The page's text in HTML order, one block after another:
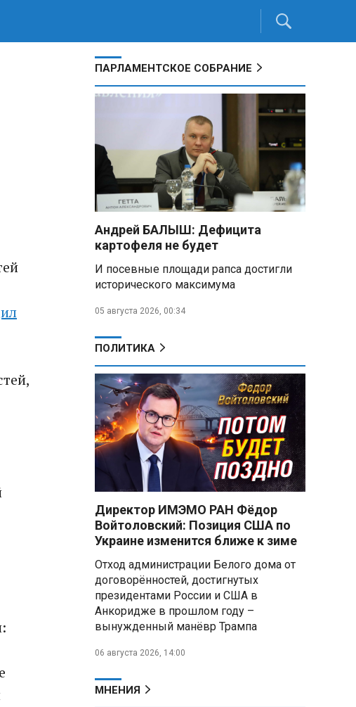
ПАРЛАМЕНТСКОЕ СОБРАНИЕ
Андрей БАЛЫШ: Дефицита
картофеля не будет
И посевные площади рапса достигли
исторического максимума
05 августа 2026, 00:34
ПОЛИТИКА
Директор ИМЭМО РАН Фёдор
Войтоловский: Позиция США по
Украине изменится ближе к зиме
Отход администрации Белого дома от
договорённостей, достигнутых
президентами России и США в
Анкоридже в прошлом году –
вынужденный манёвр Трампа
06 августа 2026, 14:00
МНЕНИЯ